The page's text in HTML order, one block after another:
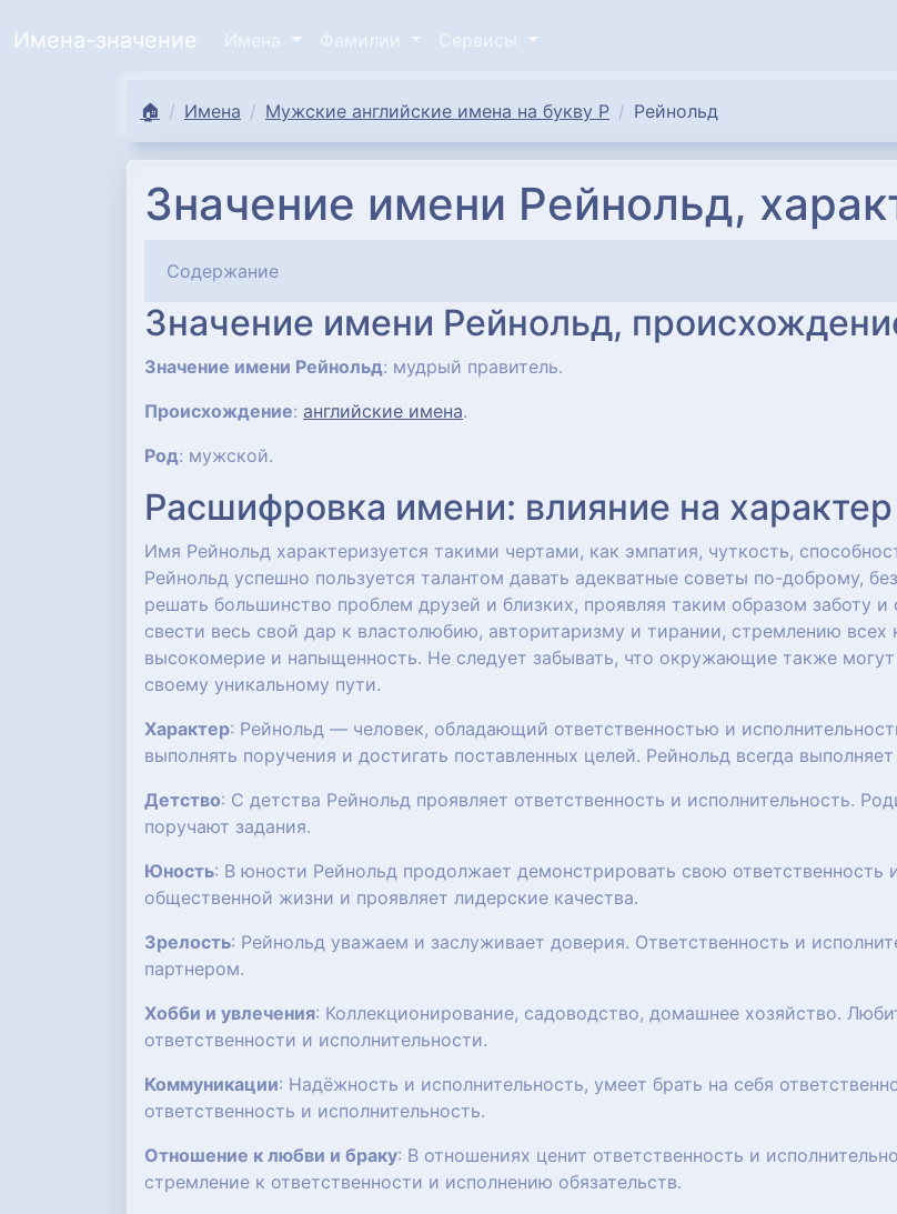
Имена-значение Имена Фамилии Сервисы
🏠 Имена Мужские английские имена на букву Р Рейнольд
Значение имени Рейнольд,
Содержание
Значение имени Рейнольд,
Значение имени Рейнольд: мудрый правитель.
Происхождение: английские имена.
Род: мужской.
Расшифровка имени: влияние на
Имя Рейнольд характеризуется такими чертами, как эмпатия, чуткость,
Рейнольд успешно пользуется талантом давать адекватные советы по-доброму,
решать большинство проблем друзей и близких, проявляя таким образом заботу
свести весь свой дар к властолюбию, авторитаризму и тирании, стремлению всех
высокомерие и напыщенность. Не следует забывать, что окружающие также
своему уникальному пути.
Характер: Рейнольд — человек, обладающий ответственностью и
выполнять поручения и достигать поставленных целей. Рейнольд всегда
Детство: С детства Рейнольд проявляет ответственность и исполнительность.
поручают задания.
Юность: В юности Рейнольд продолжает демонстрировать свою ответственность
общественной жизни и проявляет лидерские качества.
Зрелость: Рейнольд уважаем и заслуживает доверия. Ответственность и
партнером.
Хобби и увлечения: Коллекционирование, садоводство, домашнее хозяйство.
ответственности и исполнительности.
Коммуникации: Надёжность и исполнительность, умеет брать на себя
ответственность и исполнительность.
Отношение к любви и браку: В отношениях ценит ответственность и
стремление к ответственности и исполнению обязательств.